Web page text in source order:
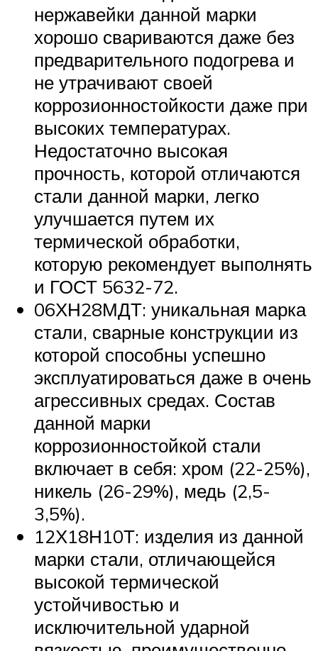
нержавейки данной марки
хорошо свариваются даже без
предварительного подогрева и
не утрачивают своей
коррозионностойкости даже при
высоких температурах.
Недостаточно высокая
прочность, которой отличаются
стали данной марки, легко
улучшается путем их
термической обработки,
которую рекомендует выполнять
и ГОСТ 5632-72.
06ХН28МДТ: уникальная марка
стали, сварные конструкции из
которой способны успешно
эксплуатироваться даже в очень
агрессивных средах. Состав
данной марки
коррозионностойкой стали
включает в себя: хром (22-25%),
никель (26-29%), медь (2,5-
3,5%).
12Х18Н10Т: изделия из данной
марки стали, отличающейся
высокой термической
устойчивостью и
исключительной ударной